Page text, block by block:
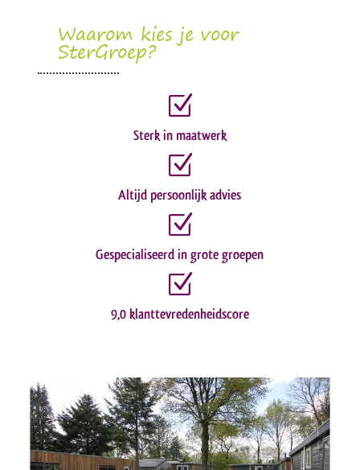
Waarom kies je voor
SterGroep?
Z
Sterk in maatwerk
Z
Altijd persoonlijk advies
Z
Gespecialiseerd in grote groepen
Z
9,0 klanttevredenheidscore